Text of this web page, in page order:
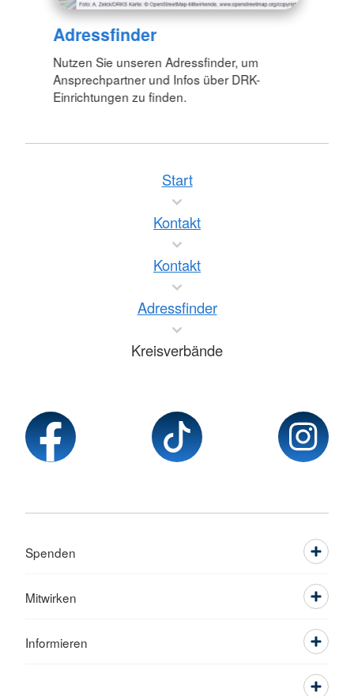
Adressfinder
Nutzen Sie unseren Adressfinder, um
Ansprechpartner und Infos über DRK-
Einrichtungen zu finden.
Start
Kontakt
Kontakt
Adressfinder
Kreisverbände
Spenden
Mitwirken
Informieren